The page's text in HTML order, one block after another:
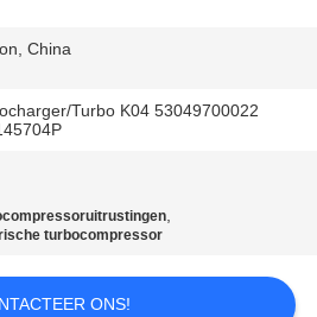
China
Turbo K04 53049700022
,
turbocompressor
ONS!